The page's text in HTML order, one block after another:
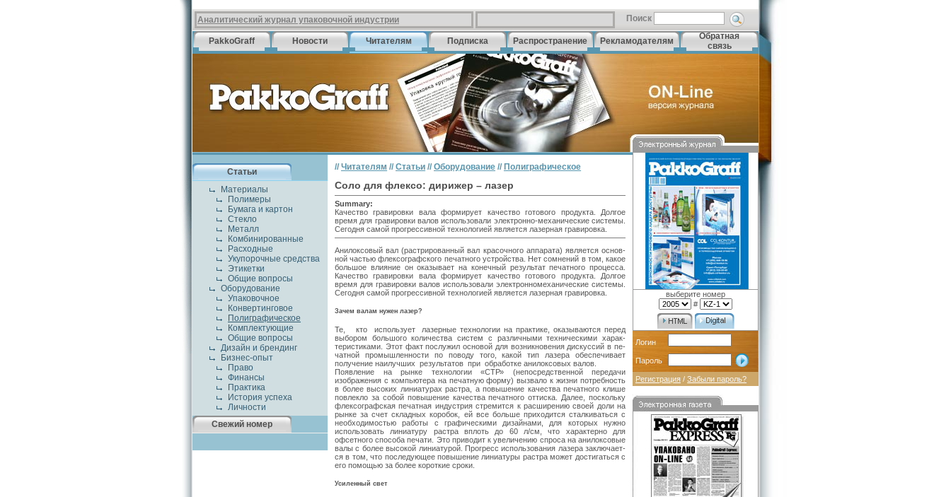
Аналитический журнал упаковочной индустрии Поиск
PakkoGraff Новости Читателям Подписка Распространение Рекламодателям
Обратная
связь
Статьи
Материалы
Полимеры
Бумага и картон
Стекло
Металл
Комбинированные
Расходные
Укупорочные средства
Этикетки
Общие вопросы
Оборудование
Упаковочное
Конвертинговое
Полиграфическое
Комплектующие
Общие вопросы
Дизайн и брендинг
Бизнес-опыт
Право
Финансы
Практика
История успеха
Личности
Свежий номер
// Читателям // Статьи // Оборудование // Полиграфическое
Соло для флексо: дирижер – лазер
Summary:
Качество гравировки вала формирует качество готового продукта. Долгое
время для гравировки валов использовали электронно-механические системы.
Сегодня самой прогрессивной технологией является лазерная гравировка.
Анилоксовый вал (растрированный вал красочного аппарата) является основ­
ной частью флексографского печатного устройства. Нет сомнений в том, какое
большое влияние он оказы­вает на конечный результат печатного процесса.
Каче­ство гравировки вала фор­мирует качество готового продукта. Долгое
время для гравировки валов ис­пользовали электронномеханические системы.
Сегодня самой прогрессив­ной технологией является лазерная гравировка.
Зачем валам нужен лазер?
Те, кто использует лазерные технологии на практике, ока­зываются перед
выбором боль­шого количества систем с раз­личными техническими харак­
теристиками. Этот факт послужил осно­вой для возникновения дискуссий в пе­
чатной промышленности по поводу того, какой тип лазера обеспечивает
получение наилучших результатов при обработке анилоксовых валов.
Появление на рынке технологии «СТР» (непосредственной передачи
изображения с компьютера на печатную форму) вызва­ло к жизни потребность
в более высоких линиатурах растра, а повышение качества печатного клише
повлекло за собой повы­шение качества печатного оттиска. Далее, поскольку
флексографская печатная инду­стрия стремится к расширению своей доли на
рынке за счет складных коробок, ей все больше приходится сталкиваться с
необхо­димостью работы с графическими дизайна­ми, для которых нужно
использовать линиатуру растра вплоть до 60 л/см, что харак­терно для
офсетного способа печати. Это приводит к увеличению спроса на анилоксовые
валы с более высокой линиатурой. Прогресс использования лазера заключает­
ся в том, что последующее повышение линиатуры растра может достигаться с
его по­мощью за более короткие сроки.
Усиленный свет
выберите номер
#
Логин
Пароль
Регистрация / Забыли пароль?